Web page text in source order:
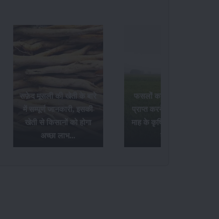
सफ़ेद मूसली की खेती के बारे
में सम्पूर्ण जानकारी, इसकी
खेती से किसानों को होगा
अच्छा लाभ...
फसलों का अधिक उत्पादन
प्राप्त करने के लिए अक्टूबर
माह के कृषि संबंधी आवश्यक
कार्य...